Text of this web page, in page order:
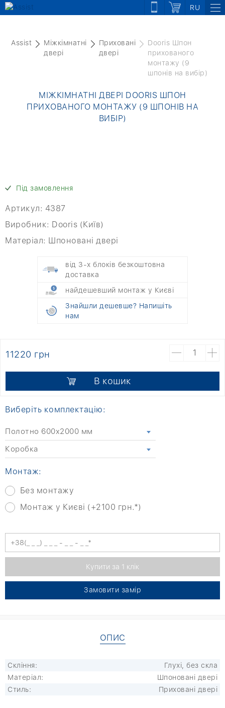
RU
Assist
Міжкімнатні
двері
Приховані
двері
Dooris Шпон
прихованого
монтажу (9
шпонів на вибір)
МІЖКІМНАТНІ ДВЕРІ DOORIS ШПОН
ПРИХОВАНОГО МОНТАЖУ (9 ШПОНІВ НА
ВИБІР)
Під замовлення
Артикул: 4387
Виробник: Dooris (Київ)
Матеріал: Шпоновані двері
від 3-х блоків безкоштовна
доставка
найдешевший монтаж у Києві
Знайшли дешевше? Напишіть
нам
11220 грн
В кошик
Виберіть комплектацію:
Полотно 600x2000 мм
Коробка
Монтаж:
Без монтажу
Монтаж у Києві (+2100 грн.*)
Замовити замір
ОПИС
Скління:
Глухі, без скла
Матеріал:
Шпоновані двері
Стиль:
Приховані двері